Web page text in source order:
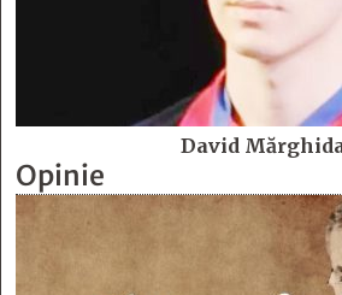
David
Opinie